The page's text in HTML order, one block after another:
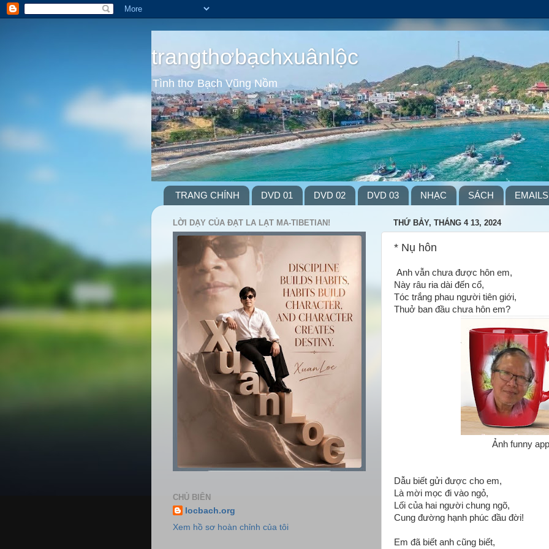
trangthơbạchxuânlộc
Tình thơ Bạch Vũng Nồm
TRANG CHÍNH DVD 01 DVD 02 DVD 03 NHẠC SÁCH EMAILS
THỨ BẢY, THÁNG 4 13, 2024
* Nụ hôn
Anh vẫn chưa được hôn em,
Này râu ria dài đến cổ,
Tóc trắng phau người tiên giới,
Thuở ban đầu chưa hôn em?
Ảnh funny
Dẫu biết gửi được cho em,
Là mời mọc đi vào ngỏ,
Lối của hai người chung ngõ,
Cung đường hạnh phúc đầu đời!
Em đã biết anh cũng biết,
LỜI DẠY CỦA ĐẠT LA LẠT MA-TIBETIAN!
CHỦ BIÊN
locbach.org
Xem hồ sơ hoàn chỉnh của tôi